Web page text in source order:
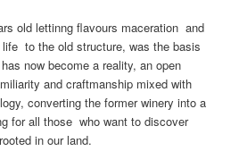
old lettinng flavours maceration and
to the old structure, was the basis
now become a reality, an open
and craftmanship mixed with
converting the former winery into a
for all those who want to discover
in our land.